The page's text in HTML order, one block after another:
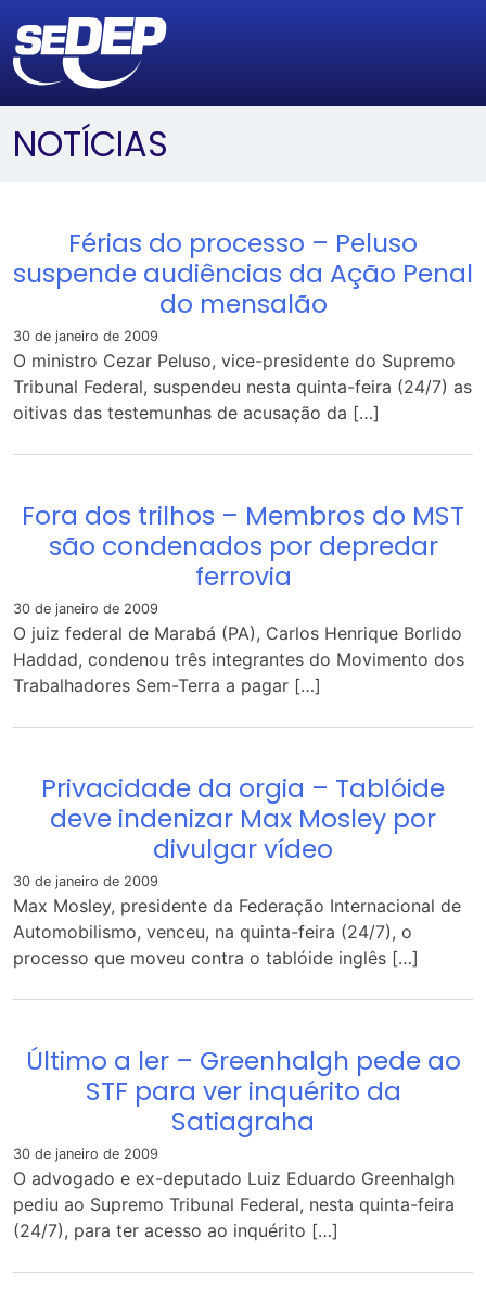
NOTÍCIAS
Férias do processo – Peluso
suspende audiências da Ação Penal
do mensalão
30 de janeiro de 2009
O ministro Cezar Peluso, vice-presidente do Supremo
Tribunal Federal, suspendeu nesta quinta-feira (24/7) as
oitivas das testemunhas de acusação da […]
Fora dos trilhos – Membros do MST
são condenados por depredar
ferrovia
30 de janeiro de 2009
O juiz federal de Marabá (PA), Carlos Henrique Borlido
Haddad, condenou três integrantes do Movimento dos
Trabalhadores Sem-Terra a pagar […]
Privacidade da orgia – Tablóide
deve indenizar Max Mosley por
divulgar vídeo
30 de janeiro de 2009
Max Mosley, presidente da Federação Internacional de
Automobilismo, venceu, na quinta-feira (24/7), o
processo que moveu contra o tablóide inglês […]
Último a ler – Greenhalgh pede ao
STF para ver inquérito da
Satiagraha
30 de janeiro de 2009
O advogado e ex-deputado Luiz Eduardo Greenhalgh
pediu ao Supremo Tribunal Federal, nesta quinta-feira
(24/7), para ter acesso ao inquérito […]